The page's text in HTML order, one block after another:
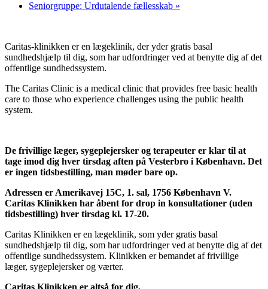
Seniorgruppe: Urdutalende fællesskab »
Caritas-klinikken er en lægeklinik, der yder gratis basal
sundhedshjælp til dig, som har udfordringer ved at benytte dig af det
offentlige sundhedssystem.
The Caritas Clinic is a medical clinic that provides free basic health
care to those who experience challenges using the public health
system.
De frivillige læger, sygeplejersker og terapeuter er klar til at
tage imod dig hver tirsdag aften på Vesterbro i København. Det
er ingen tidsbestilling, man møder bare op.
Adressen er Amerikavej 15C, 1. sal, 1756 København V.
Caritas Klinikken har åbent for drop in konsultationer (uden
tidsbestilling) hver tirsdag kl. 17-20.
Caritas Klinikken er en lægeklinik, som yder gratis basal
sundhedshjælp til dig, som har udfordringer ved at benytte dig af det
offentlige sundhedssystem. Klinikken er bemandet af frivillige
læger, sygeplejersker og værter.
Caritas Klinikken er altså for dig,